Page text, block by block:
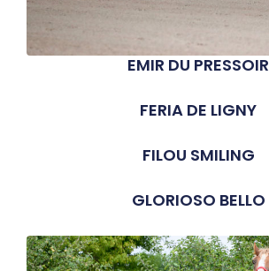
EMIR DU PRESSOIR
FERIA DE LIGNY
FILOU SMILING
GLORIOSO BELLO